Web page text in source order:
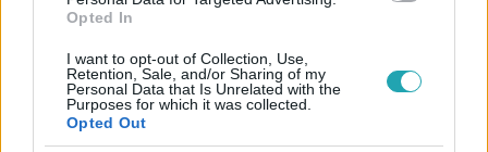
Opted In
I want to opt-out of Collection, Use,
Retention, Sale, and/or Sharing of my
Personal Data that Is Unrelated with the
Purposes for which it was collected.
Opted Out